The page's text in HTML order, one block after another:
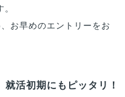
お早めのエントリーをお
活初期にもピッタリ！